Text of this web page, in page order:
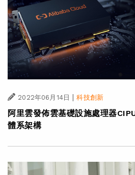
2022年06月14日 | 科技創新
阿里雲發佈雲基礎設施處理器
體系架構